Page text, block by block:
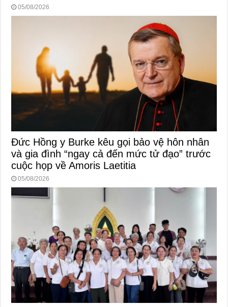
05/08/2026
Đức Hồng y Burke kêu gọi bảo vệ hôn nhân
và gia đình “ngay cả đến mức tử đạo” trước
cuộc họp về Amoris Laetitia
05/08/2026